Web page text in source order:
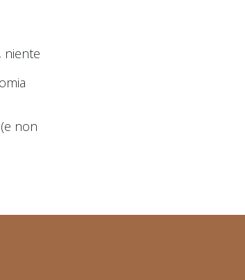
niente
non